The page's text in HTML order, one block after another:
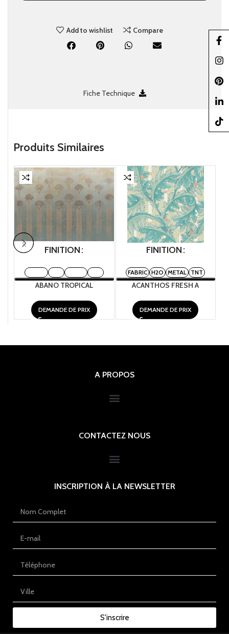
Add to wishlist Compare
Fiche Technique
Produits Similaires
FINITION
ABANO TROPICAL
DEMANDE DE PRIX
FINITION
FABRIC H2O METAL TNT
ACANTHOS FRESH A
DEMANDE DE PRIX
A PROPOS
CONTACTEZ NOUS
INSCRIPTION À LA NEWSLETTER
S'inscrire